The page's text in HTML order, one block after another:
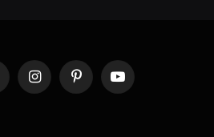
InstagramPinterestYouTube